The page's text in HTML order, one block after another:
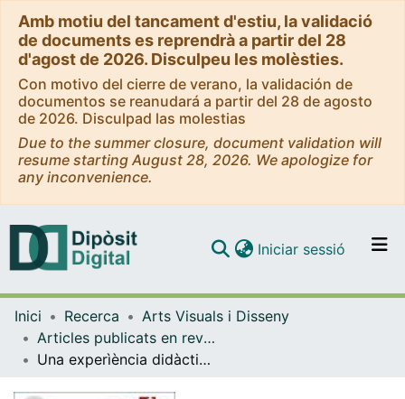
Amb motiu del tancament d'estiu, la validació
de documents es reprendrà a partir del 28
d'agost de 2026. Disculpeu les molèsties.
Con motivo del cierre de verano, la validación de
documentos se reanudará a partir del 28 de agosto
de 2026. Disculpad las molestias
Due to the summer closure, document validation will
resume starting August 28, 2026. We apologize for
any inconvenience.
Navega per tot el DD
Com publicar
Iniciar sessió (current)
Inici Recerca
Arts Visuals i Disseny
Articles publicats en revistes (Arts Visuals i Disseny)
Una experìència didàctica amb el collage